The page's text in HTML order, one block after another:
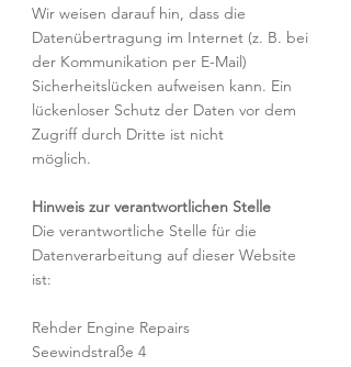
Wir weisen darauf hin, dass die
Datenübertragung im Internet (z. B. bei
der Kommunikation per E-Mail)
Sicherheitslücken aufweisen kann. Ein
lückenloser Schutz der Daten vor dem
Zugriff durch Dritte ist nicht
möglich.
Hinweis zur verantwortlichen Stelle
Die verantwortliche Stelle für die
Datenverarbeitung auf dieser Website
ist:
Rehder Engine Repairs
Seewindstraße 4